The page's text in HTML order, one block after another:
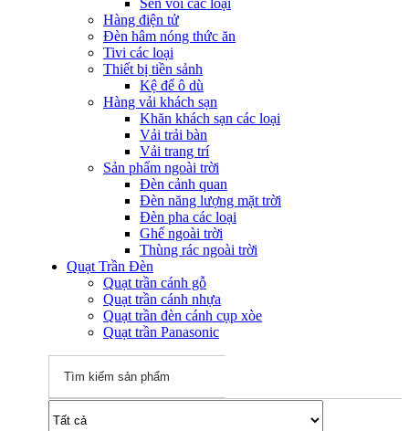
Hàng điện tử
Đèn hâm nóng thức ăn
Tivi các loại
Thiết bị tiền sảnh
Kệ để ô dù
Hàng vải khách sạn
Khăn khách sạn các loại
Vải trải bàn
Vải trang trí
Sản phẩm ngoài trời
Đèn cảnh quan
Đèn năng lượng mặt trời
Đèn pha các loại
Ghế ngoài trời
Thùng rác ngoài trời
Quạt Trần Đèn
Quạt trần cánh gỗ
Quạt trần cánh nhựa
Quạt trần đèn cánh cụp xòe
Quạt trần Panasonic